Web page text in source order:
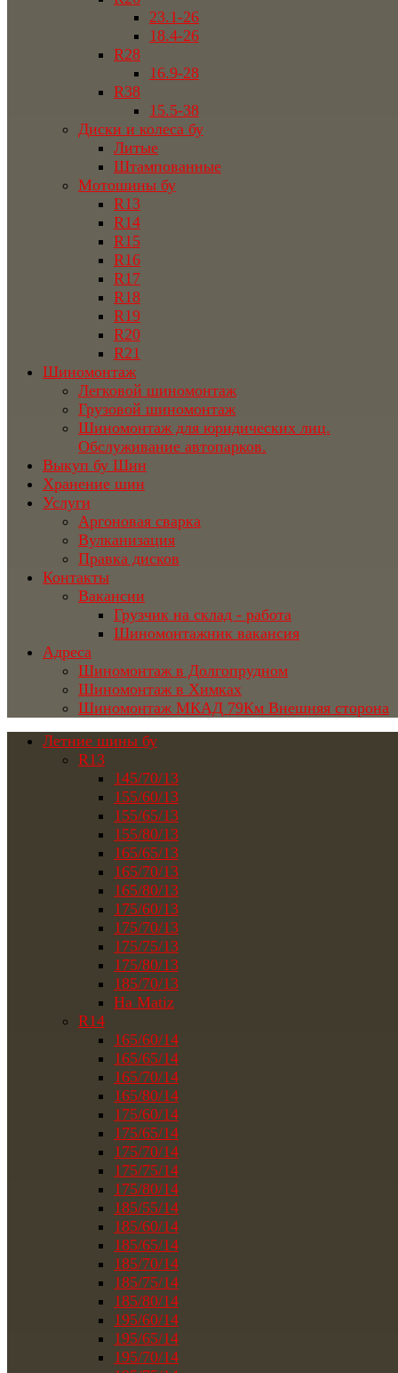
23.1-26
18.4-26
R28
16.9-28
R38
15.5-38
Диски и колеса бу
Литые
Штампованные
Мотошины бу
R13
R14
R15
R16
R17
R18
R19
R20
R21
Шиномонтаж
Легковой шиномонтаж
Грузовой шиномонтаж
Шиномонтаж для юридических лиц.
Обслуживание автопарков.
Выкуп бу Шин
Хранение шин
Услуги
Аргоновая сварка
Вулканизация
Правка дисков
Контакты
Вакансии
Грузчик на склад - работа
Шиномонтажник вакансия
Адреса
Шиномонтаж в Долгопрудном
Шиномонтаж в Химках
Шиномонтаж МКАД 79Км Внешняя сторона
Летние шины бу
R13
145/70/13
155/60/13
155/65/13
155/80/13
165/65/13
165/70/13
165/80/13
175/60/13
175/70/13
175/75/13
175/80/13
185/70/13
На Matiz
R14
165/60/14
165/65/14
165/70/14
165/80/14
175/60/14
175/65/14
175/70/14
175/75/14
175/80/14
185/55/14
185/60/14
185/65/14
185/70/14
185/75/14
185/80/14
195/60/14
195/65/14
195/70/14